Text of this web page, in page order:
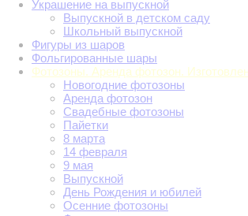
Украшение на выпускной
Выпускной в детском саду
Школьный выпускной
Фигуры из шаров
Фольгированные шары
Фотозоны. Аренда фотозон.
Новогодние фотозоны
Аренда фотозон
Свадебные фотозоны
Пайетки
8 марта
14 февраля
9 мая
Выпускной
День Рождения и юбилей
Осенние фотозоны